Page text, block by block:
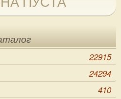
22915
24294
410